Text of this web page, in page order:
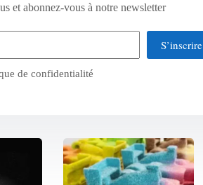
et abonnez-vous à notre newsletter
S’inscrire
de confidentialité